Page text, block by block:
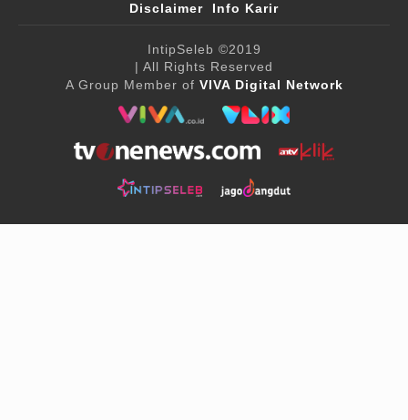
Disclaimer
Info Karir
IntipSeleb ©2019
| All Rights Reserved
A Group Member of VIVA Digital Network